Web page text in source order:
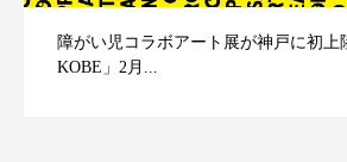
障がい児コラボアート展が神戸に初上
KOBE」2月...